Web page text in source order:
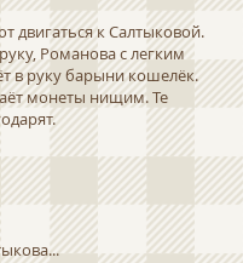
двигаться к Салтыковой.
Романова с легким
в руку барыни кошелёк.
монеты нищим. Те